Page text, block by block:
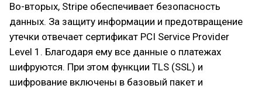
Во-вторых, Stripe обеспечивает безопасность
данных. За защиту информации и предотвращение
утечки отвечает сертификат PCI Service Provider
Level 1. Благодаря ему все данные о платежах
шифруются. При этом функции TLS (SSL) и
шифрование включены в базовый пакет и